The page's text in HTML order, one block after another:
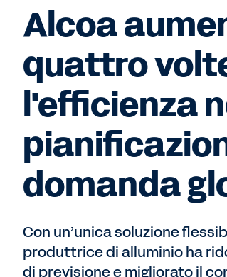
Alcoa
quattro
l'efficienza
domanda
Con un’unica soluzione
produttrice di alluminio ha
di previsione e migliorato il